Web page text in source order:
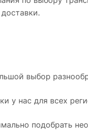
выбор
у нас для всех
подобрать